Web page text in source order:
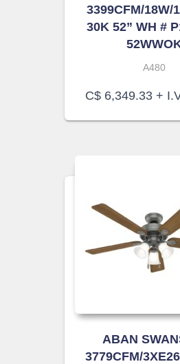
3399CFM/18W/
30K 52” WH #
A480
C$ 6,349.33 +
ABAN
3779CFM/